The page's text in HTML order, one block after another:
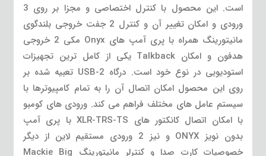
است. این محصول با کنترل اختصاصی و مجزا بر روی 3
ورودی و امکان تغییر آن و کنترل 2 جفت خروجی بلندگوی
مانیتورینگ همراه با پری آمپ های Onyx مکی 2 خروجی
هدفون و امکان Talkback یکی از کامل ترین تجهیزات
استودیویی در نوع خود است. درگاه USB-2 تعبیه شده بر
روی این محصول امکان اتصال آن را به تمام کامپیوترها با
سیستم عامل های مختلف فراهم می کند. ورودی های کومبو
با امکان اتصال کانکتور های XLR-TRS-TS با پری آمپ
بدون نویز ONYX و نیز 2 ورودی مستقیم لاین از دیگر
خصوصیات کارت صدا و کنترلر مانیتورینگ Mackie Big